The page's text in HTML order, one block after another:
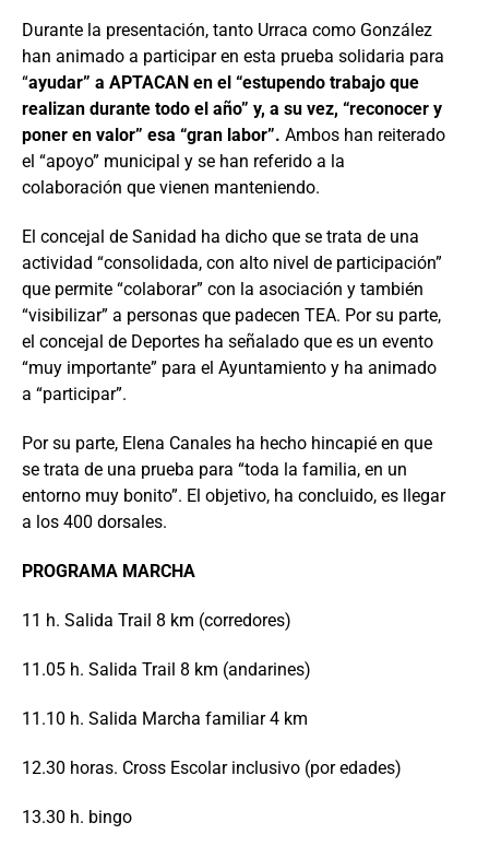
Durante la presentación, tanto Urraca como González
han animado a participar en esta prueba solidaria para
“ayudar” a APTACAN en el “estupendo trabajo que
realizan durante todo el año” y, a su vez, “reconocer y
poner en valor” esa “gran labor”. Ambos han reiterado
el “apoyo” municipal y se han referido a la
colaboración que vienen manteniendo.
El concejal de Sanidad ha dicho que se trata de una
actividad “consolidada, con alto nivel de participación”
que permite “colaborar” con la asociación y también
“visibilizar” a personas que padecen TEA. Por su parte,
el concejal de Deportes ha señalado que es un evento
“muy importante” para el Ayuntamiento y ha animado
a “participar”.
Por su parte, Elena Canales ha hecho hincapié en que
se trata de una prueba para “toda la familia, en un
entorno muy bonito”. El objetivo, ha concluido, es llegar
a los 400 dorsales.
PROGRAMA MARCHA
11 h. Salida Trail 8 km (corredores)
11.05 h. Salida Trail 8 km (andarines)
11.10 h. Salida Marcha familiar 4 km
12.30 horas. Cross Escolar inclusivo (por edades)
13.30 h. bingo